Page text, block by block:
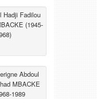
Hadji Fadilou
(1945-
Abdoul
MBACKE
1989